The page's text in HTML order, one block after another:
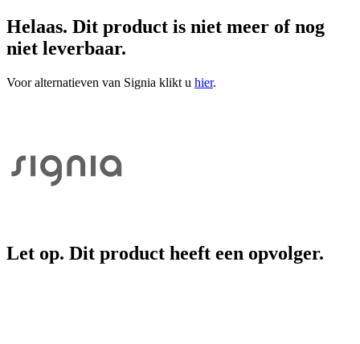
Helaas. Dit product is niet meer of nog
niet leverbaar.
Voor alternatieven van Signia klikt u hier.
Let op. Dit product heeft een opvolger.